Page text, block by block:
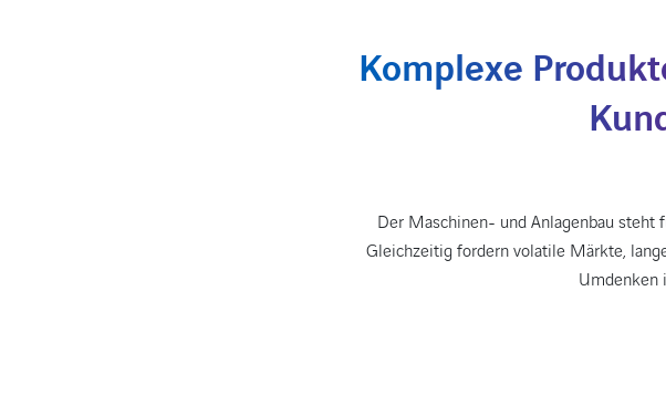
Komplexe
Der Maschinen- und Anlagenbau steht
Gleichzeitig fordern volatile Märkte,
Umdenken